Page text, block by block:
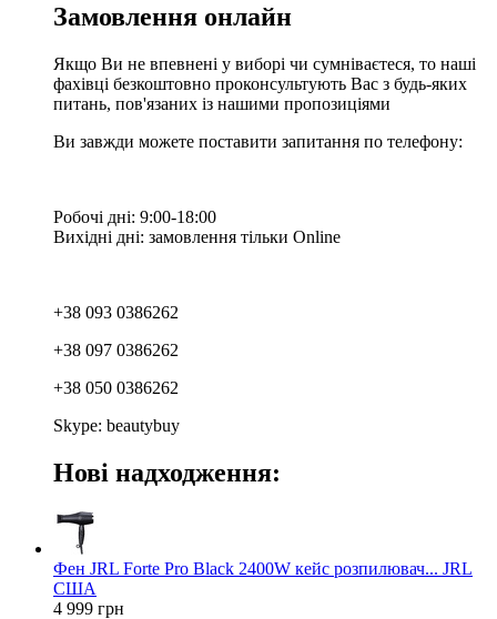
Замовлення онлайн
Якщо Ви не впевнені у виборі чи сумніваєтеся, то наші
фахівці безкоштовно проконсультують Вас з будь-яких
питань, пов'язаних із нашими пропозиціями
Ви завжди можете поставити запитання по телефону:
Робочі дні: 9:00-18:00
Вихідні дні: замовлення тільки Online
+38 093 0386262
+38 097 0386262
+38 050 0386262
Skype: beautybuy
Нові надходження:
Фен JRL Forte Pro Black 2400W кейс розпилювач... JRL
США
4 999 грн